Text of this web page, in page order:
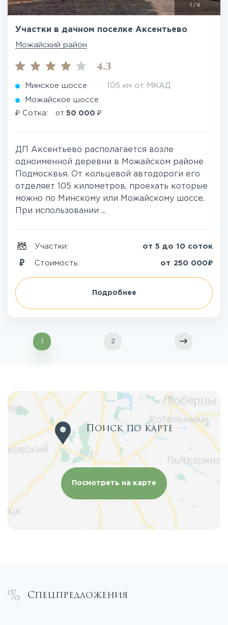
/ 6
Участки в дачном поселке Аксентьево
Можайский район
4.3
Минское шоссе 105 км от МКАД
Можайское шоссе
₽ Сотка: от 50 000 ₽
ДП Аксентьево располагается возле
одноименной деревни в Можайском районе
Подмосквья. От кольцевой автодороги его
отделяет 105 километров, проехать которые
можно по Минскому или Можайскому шоссе.
При использовании ...
Участки: от 5 до 10 соток
Стоимость: от 250 000₽
Подробнее
1 2
Поиск по карте
Посмотреть на карте
Спецпредложения